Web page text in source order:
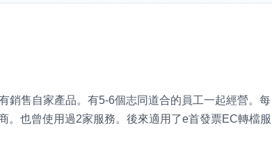
銷售自家產品。有5-6個志同道合的員工一起經營。每
。也曾使用過2家服務。後來適用了e首發票EC轉檔服